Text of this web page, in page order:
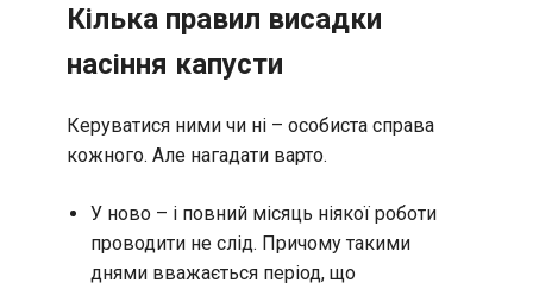
Кілька правил висадки
насіння капусти
Керуватися ними чи ні – особиста справа
кожного. Але нагадати варто.
У ново – і повний місяць ніякої роботи
проводити не слід. Причому такими
днями вважається період, що